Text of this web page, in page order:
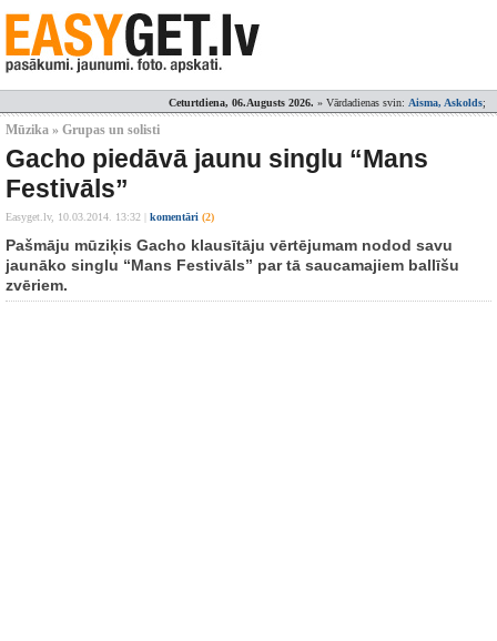
Ceturtdiena, 06.Augusts 2026. » Vārdadienas svin: Aisma, Askolds;
Mūzika » Grupas un solisti
Gacho piedāvā jaunu singlu “Mans
Festivāls”
Easyget.lv, 10.03.2014. 13:32 komentāri (2)
Pašmāju mūziķis Gacho klausītāju vērtējumam nodod savu
jaunāko singlu “Mans Festivāls” par tā saucamajiem ballīšu
zvēriem.